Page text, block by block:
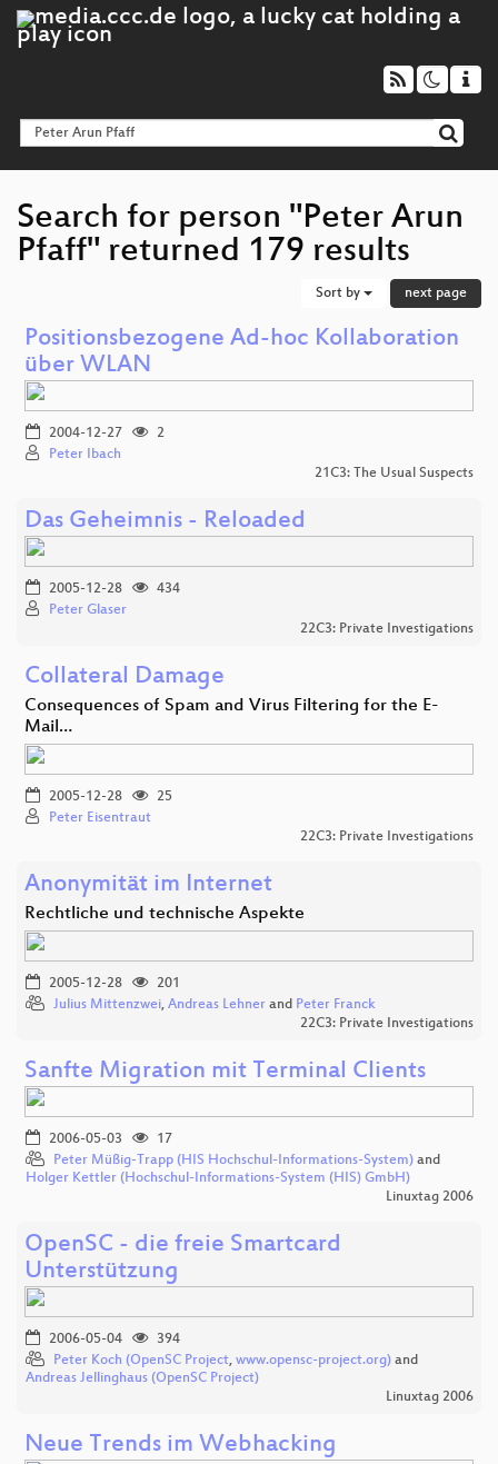
Search for person "Peter Arun
Pfaff" returned 179 results
Sort by next page
Positionsbezogene Ad-hoc Kollaboration
über WLAN
2004-12-27
2
Peter Ibach
21C3: The Usual Suspects
Das Geheimnis - Reloaded
2005-12-28
434
Peter Glaser
22C3: Private Investigations
Collateral Damage
Consequences of Spam and Virus Filtering for the E-
Mail…
2005-12-28
25
Peter Eisentraut
22C3: Private Investigations
Anonymität im Internet
Rechtliche und technische Aspekte
2005-12-28
201
Julius Mittenzwei, Andreas Lehner and Peter Franck
22C3: Private Investigations
Sanfte Migration mit Terminal Clients
2006-05-03
17
Peter Müßig-Trapp (HIS Hochschul-Informations-System) and
Holger Kettler (Hochschul-Informations-System (HIS) GmbH)
Linuxtag 2006
OpenSC - die freie Smartcard
Unterstützung
2006-05-04
394
Peter Koch (OpenSC Project, www.opensc-project.org) and
Andreas Jellinghaus (OpenSC Project)
Linuxtag 2006
Neue Trends im Webhacking